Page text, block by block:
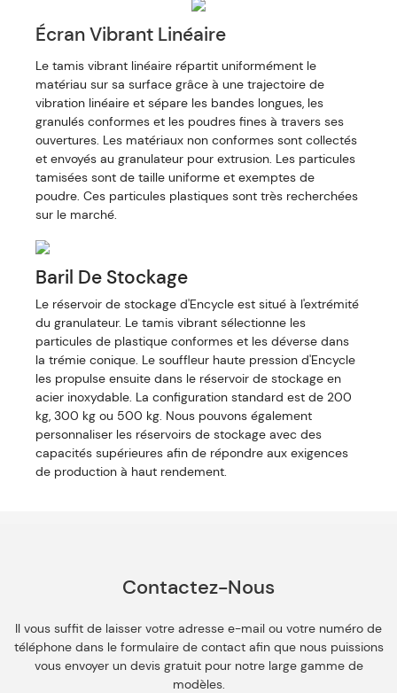
Écran Vibrant Linéaire
Le tamis vibrant linéaire répartit uniformément le
matériau sur sa surface grâce à une trajectoire de
vibration linéaire et sépare les bandes longues, les
granulés conformes et les poudres fines à travers ses
ouvertures. Les matériaux non conformes sont collectés
et envoyés au granulateur pour extrusion. Les particules
tamisées sont de taille uniforme et exemptes de
poudre. Ces particules plastiques sont très recherchées
sur le marché.
Baril De Stockage
Le réservoir de stockage d'Encycle est situé à l'extrémité
du granulateur. Le tamis vibrant sélectionne les
particules de plastique conformes et les déverse dans
la trémie conique. Le souffleur haute pression d'Encycle
les propulse ensuite dans le réservoir de stockage en
acier inoxydable. La configuration standard est de 200
kg, 300 kg ou 500 kg. Nous pouvons également
personnaliser les réservoirs de stockage avec des
capacités supérieures afin de répondre aux exigences
de production à haut rendement.
Contactez-Nous
Il vous suffit de laisser votre adresse e-mail ou votre numéro de
téléphone dans le formulaire de contact afin que nous puissions
vous envoyer un devis gratuit pour notre large gamme de
modèles.